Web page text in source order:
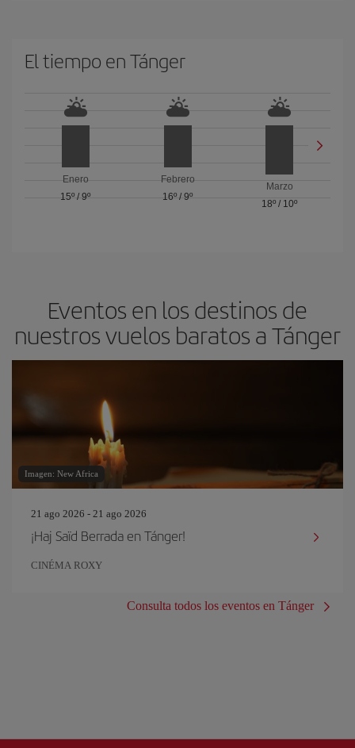
El tiempo en Tánger
Enero
15º /9º
Febrero
16º / 9º
Marzo
18º / 10º
Eventos en los destinos de
nuestros vuelos baratos a Tánger
Imagen: New Africa
21 ago 2026 - 21 ago 2026
¡Haj Saïd Berrada en Tánger!
CINÉMA ROXY
Consulta todos los eventos en Tánger